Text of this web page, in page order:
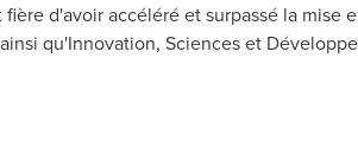
d'avoir accéléré et surpassé la mise
qu'Innovation, Sciences et